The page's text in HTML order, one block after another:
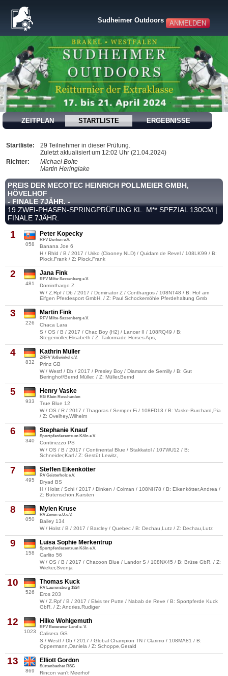
ANMELDEN
Sudheimer Outdoors
ZEITPLAN STARTLISTE ERGEBNISSE
Startliste:
29 Teilnehmer in dieser Prüfung.
Zuletzt aktualisiert um 12:02 Uhr (21.04.2024)
Richter:
Michael Bolte
Martin Heringlake
PREIS DER MECOTEC HEINRICH POLLMEIER GMBH,
HÖVELHOF
- FINALE 7JÄHR. -
19 ZWEI-PHASEN-SPRINGPRÜFUNG KL. M** SPEZIAL 130CM |
FINALE 7JÄHR.
1
058
Peter Kopecky
RFV Borken e.V.
Banana Joe 6
H / Rhld / B / 2017 / Uriko (Clooney NLD) / Quidam de Revel / 108LK99 / B:
Plock,Frank / Z: Plock,Frank
2
481
Jana Fink
RFV Milte-Sassenberg e.V.
Dominthargo Z
W / Z.Rpf / Db / 2017 / Dominator Z / Conthargos / 108NT48 / B: Hof am
Eifgen Pferdesport GmbH, / Z: Paul Schockemöhle Pferdehaltung Gmb
3
226
Martin Fink
RFV Milte-Sassenberg e.V.
Chaca Lara
S / OS / B / 2017 / Chac Boy (H2) / Lancer II / 108RQ49 / B:
Stegemöller,Elisabeth / Z: Tailormade Horses Aps,
4
832
Kathrin Müller
ZRFV Voßwinkel e.V.
Prinz GB
W / Westf / Db / 2017 / Presley Boy / Diamant de Semilly / B: Gut
Beringhof/Bernd Müller, / Z: Müller,Bernd
5
933
Henry Vaske
RG Klein Roscharden
True Blue 12
W / OS / R / 2017 / Thagoras / Semper Fi / 108FD13 / B: Vaske-Burchard,Pia
/ Z: Ovelhey,Wilhelm
6
340
Stephanie Knauf
Sportpferdezentrum Köln e.V.
Continezzo PS
W / OS / B / 2017 / Continental Blue / Stakkatol / 107WU12 / B:
Schneider,Karl / Z: Gestüt Lewitz,
7
495
Steffen Eikenkötter
RV Geisterholz e.V.
Dryad BS
H / Holst / Schi / 2017 / Dinken / Colman / 108NH78 / B: Eikenkötter,Andrea /
Z: Butenschön,Karsten
8
050
Mylen Kruse
RV Zeven u.U.e.V.
Bailey 134
W / Holst / B / 2017 / Barcley / Quebec / B: Dechau,Lutz / Z: Dechau,Lutz
9
158
Luisa Sophie Merkentrup
Sportpferdezentrum Köln e.V.
Carlito 56
W / OS / B / 2017 / Chacoon Blue / Landor S / 108NX45 / B: Brüse GbR, / Z:
Wieker,Svenja
10
526
Thomas Kuck
RV Laurensberg 1924
Eros 203
W / Z.Rpf / B / 2017 / Elvis ter Putte / Nabab de Reve / B: Sportpferde Kuck
GbR, / Z: Andries,Rudiger
12
1023
Hilke Wohlgemuth
RFV Beveraner Land e. V.
Calisera GS
S / Westf / Db / 2017 / Global Champion TN / Clarimo / 108MA81 / B:
Oppermann,Daniela / Z: Schoppe,Gerald
13
869
Elliott Gordon
Süttenbacher RSG
Rincon van't Meerhof